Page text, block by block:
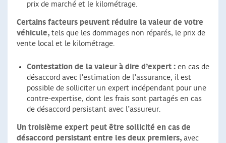
prix de marché et le kilométrage.
Certains facteurs peuvent réduire la valeur de votre
véhicule, tels que les dommages non réparés, le prix de
vente local et le kilométrage.
Contestation de la valeur à dire d’expert : en cas de
désaccord avec l’estimation de l’assurance, il est
possible de solliciter un expert indépendant pour une
contre-expertise, dont les frais sont partagés en cas
de désaccord persistant avec l’assureur.
Un troisième expert peut être sollicité en cas de
désaccord persistant entre les deux premiers, avec